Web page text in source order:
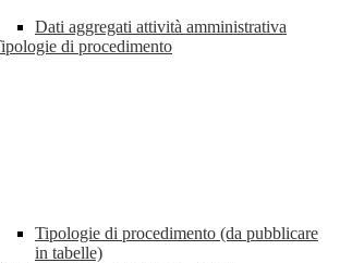
Dati aggregati attività amministrativa
di procedimento
Tipologie di procedimento (da pubblicare
in tabelle)